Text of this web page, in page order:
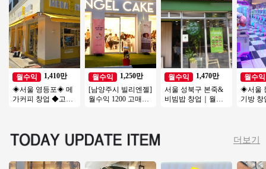
월수익
1,410만
◈서울 영등포◈ 메
가커피 창업 ◆고수
월수익
1,250만
[남양주시 빌리엔젤]
월수익 1200 고매출/
월수익
1,470만
서울 성북구 본죽&
비빔밥 창업｜월매
월수익
◈서울
기방
더보기